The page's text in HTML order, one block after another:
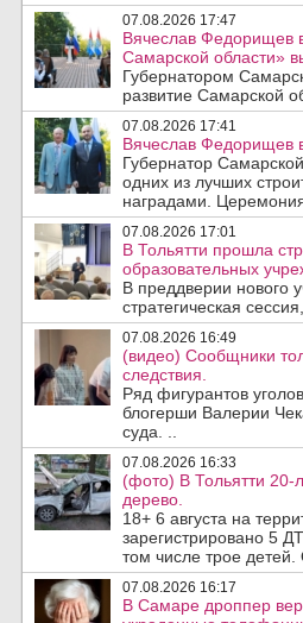
07.08.2026 17:47
Вячеслав Федорищев
Самарской области»
Губернатором
развитие Самарской
07.08.2026 17:41
Вячеслав Федорищев
Губернатор
одних из лучших
наградами.
07.08.2026 17:01
В Тольятти прошла
образовательных
В преддверии нового
стратегическая
07.08.2026 16:49
(видео) Сообщники
следствия.
Ряд фигурантов
блогерши Валерии
суда. ..
07.08.2026 16:33
(фото) В Тольятти 20-
дерево.
18+ 6 августа на
зарегистрировано 5
том числе трое
07.08.2026 16:17
В Самаре дроппер